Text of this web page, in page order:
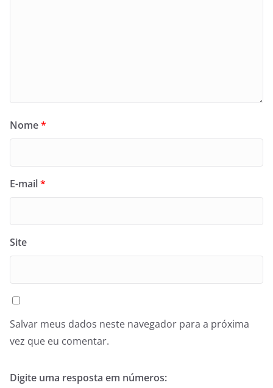
Nome*
E-mail*
Site
Salvar meus dados neste navegador para a próxima
vez que eu comentar.
Digite uma resposta em números: